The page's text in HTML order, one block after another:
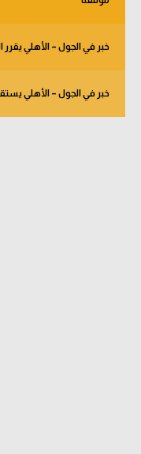
خبر في الجول – الأهلي
خبر في الجول – الأهلي